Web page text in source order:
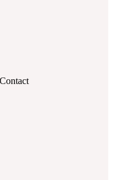
Contact